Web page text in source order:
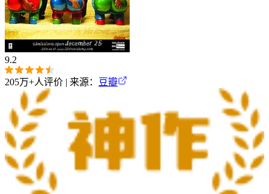
9.2
205万+人评价 | 来源： 豆瓣